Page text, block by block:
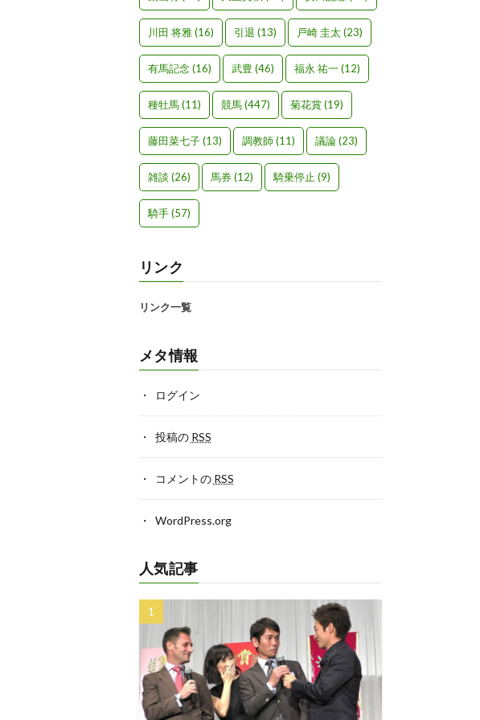
川田 将雅(16) 引退 (13) 戸崎 圭太(23)
有馬記念(16) 武豊 (46) 福永 祐一(12)
種牡馬(11) 競馬(447) 菊花賞(19)
藤田菜七子(13) 調教師(11) 議論(23)
雑談 (26) 馬券(12) 騎乗停止 (9)
騎手(57)
リンク
リンク一覧
メタ情報
ログイン
投稿の RSS
コメントの RSS
WordPress.org
人気記事